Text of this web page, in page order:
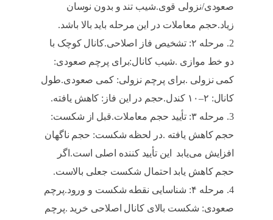
صعودی/نزولی قوی.شیب تند و بدون نوسان
زیاد.حجم معاملات در این مرحله باید بالا باشد.
مرحله ۲: تشخیص فاز اصلاحی.کانال کوچک با
دو خط موازی .شیب کانال:برای پرچم صعودی:
کمی نزولی .برای پرچم نزولی: کمی صعودی.طول
کانال: ۲–۱۰ کندل.حجم در این فاز: کاهش یافته.
مرحله ۳: تأیید حجم معاملات.قبل از شکست:
حجم کاهش یافته .در لحظه شکست: حجم ناگهان
افزایش می‌یابد این تأیید کننده اصلی است.اگر
حجم کاهش یابد احتمال شکست جعلی بالاست.
مرحله ۴: شناسایی نقطه شکست و ورود.پرچم
صعودی: شکست بالای کانال اصلاحی خرید .پرچم